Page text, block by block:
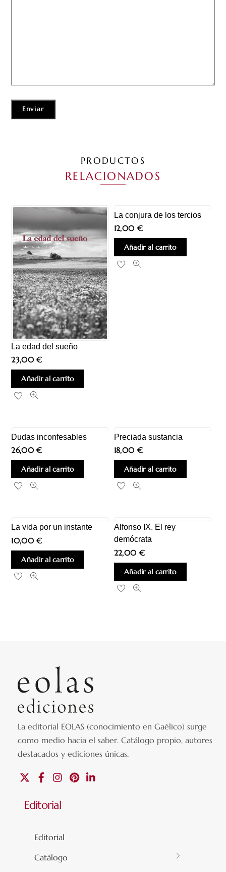
PRODUCTOS
RELACIONADOS
La edad del sueño
23,00€
Añadir al carrito
La conjura de los tercios
12,00 €
Añadir al carrito
Dudas inconfesables
26,00€
Añadir al carrito
Preciada sustancia
18,00 €
Añadir al carrito
La vida por un instante
10,00€
Añadir al carrito
Alfonso IX. El rey
demócrata
22,00 €
Añadir al carrito
La editorial EOLAS (conocimiento en Gaélico) surge
como medio hacia el saber.Catálogo propio, autores
destacados y ediciones únicas.
FacebookInstagramPinterest
Editorial
Editorial
Catálogo